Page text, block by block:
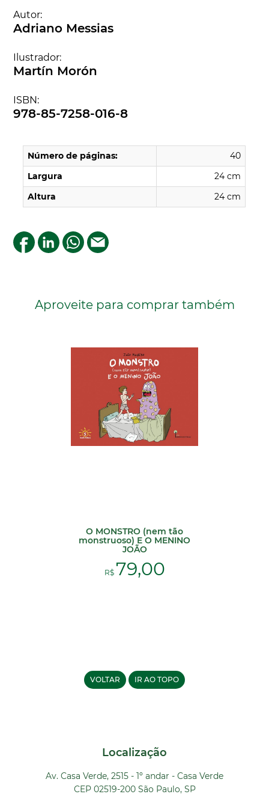
Autor:
Adriano Messias
Ilustrador:
Martín Morón
ISBN:
978-85-7258-016-8
Número de páginas:
40
Largura
24 cm
Altura
24 cm
Aproveite para comprar também
O MONSTRO (nem tão
monstruoso) E O MENINO
JOÃO
R$ 79,00
VOLTAR IR AO TOPO
Localização
Av. Casa Verde, 2515 - 1º andar - Casa Verde
CEP 02519-200 São Paulo, SP